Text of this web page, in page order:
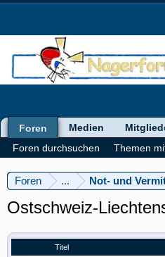
Foren ... Not- und
Ostschweiz-
Titel
Foren
Foren durchsuchen
Themen
Medien